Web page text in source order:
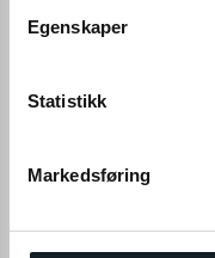
Egenskaper
Statistikk
Markedsføring
SPESIFIKASJONER
KUNDEOMTALER